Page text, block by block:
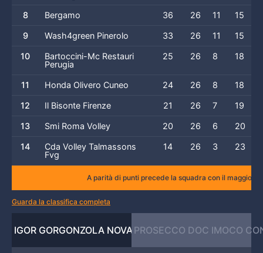
8 Bergamo 36 26 11 15
9 Wash4green Pinerolo 33 26 11 15
10
Bartoccini-Mc Restauri
Perugia
25 26 8 18
11 Honda Olivero Cuneo 24 26 8 18
12 Il Bisonte Firenze 21 26 7 19
13 Smi Roma Volley 20 26 6 20
14
Cda Volley Talmassons
Fvg
14 26 3 23
A parità di punti precede la squadra con il maggior
Guarda la classifica completa
IGOR GORGONZOLA NOVARAPROSECCO DOC IMOCO